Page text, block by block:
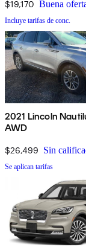
$19,170 Buena
Incluye tarifas de conc.
2021 Lincoln
AWD
$26,499 Sin
Se aplican tarifas